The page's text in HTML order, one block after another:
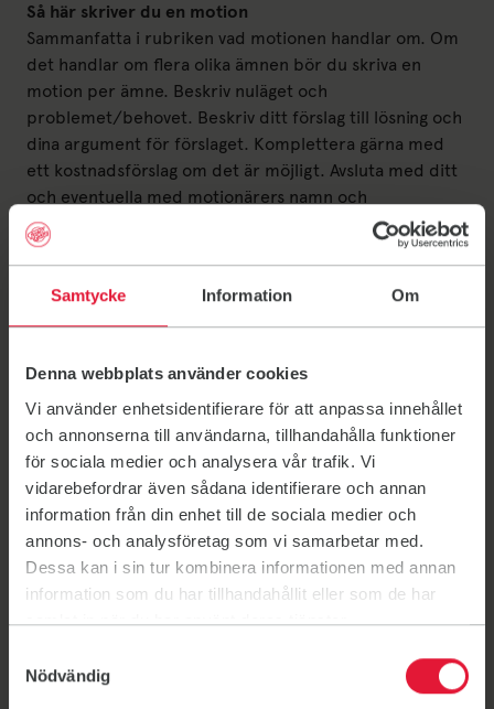
Samtycke Information Om
Denna webbplats använder cookies
Vi använder enhetsidentifierare för att anpassa innehållet
och annonserna till användarna, tillhandahålla funktioner
för sociala medier och analysera vår trafik. Vi
vidarebefordrar även sådana identifierare och annan
information från din enhet till de sociala medier och
annons- och analysföretag som vi samarbetar med.
Dessa kan i sin tur kombinera informationen med annan
information som du har tillhandahållit eller som de har
samlat in när du har använt deras tjänster.
Nödvändig
Så här skriver du en motion
Sammanfatta i rubriken vad motionen handlar om. Om
det handlar om flera olika ämnen bör du skriva en
motion per ämne. Beskriv nuläget och
problemet/behovet. Beskriv ditt förslag till lösning och
dina argument för förslaget. Komplettera gärna med
ett kostnadsförslag om det är möjligt. Avsluta med ditt
och eventuella med motionärers namn och
personnummer och dagens datum.
Handlingar
Senast 12 veckor innan ordinarie årsmöte ska styrelsen
meddela tid för årsmötet och senaste datum att lämna
Styrelsen ska senast fyra veckor innan årsmötet kalla
medlemmarna till årsmötet samt senast en vecka innan
årsmötet förse medlemmarna med
årsmöteshandlingar.
Det här är styrelsen
Styrelsen ansvarar för att föreningens verksamhet drivs
enligt de planer och mål som är beslutade på
årsmötet. De ansvarar också för att föreningen alltid
tar tillvara på medlemmarnas intressen. Som medlem
är du varmt välkommen att ställa frågor eller lämna